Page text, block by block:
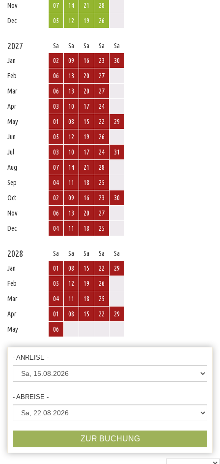
Nov
07 14 21
28
Dec
05 12 19 26
2027 Sa Sa Sa Sa
Sa
Jan
02 09 16 23
30
Feb
06 13 20
27
Mar
06 13 20
27
Apr
03 10 17
24
May
01 08 15 22
29
Jun
05 12 19
26
Jul
03 10 17 24
31
Aug
07 14 21
28
Sep
04 11 18
25
Oct
02 09 16 23
30
Nov
06 13 20
27
Dec
04 11 18 25
2028 Sa Sa Sa Sa
Sa
Jan
01 08 15 22
29
Feb
05 12 19
26
Mar
04 11 18
25
Apr
01 08 15 22
29
May
06
- ANREISE -
- ABREISE -
ZUR BUCHUNG